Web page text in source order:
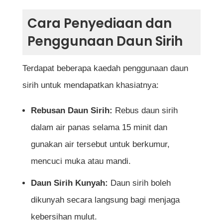
Cara Penyediaan dan
Penggunaan Daun Sirih
Terdapat beberapa kaedah penggunaan daun
sirih untuk mendapatkan khasiatnya:
Rebusan Daun Sirih: Rebus daun sirih
dalam air panas selama 15 minit dan
gunakan air tersebut untuk berkumur,
mencuci muka atau mandi.
Daun Sirih Kunyah: Daun sirih boleh
dikunyah secara langsung bagi menjaga
kebersihan mulut.